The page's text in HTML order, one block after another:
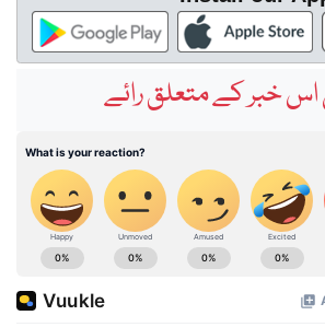
خبر کے متعلق رائے